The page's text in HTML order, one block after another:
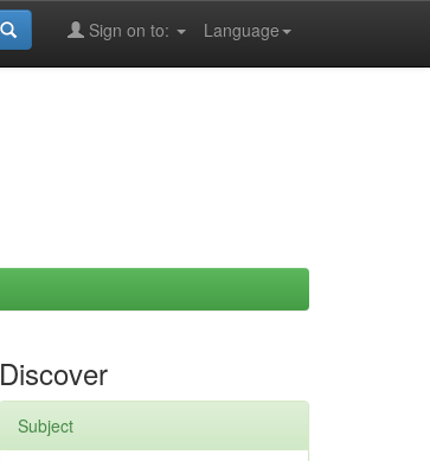
Language
Sign on to:
Discover
Subject